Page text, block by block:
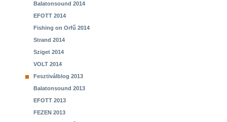
Balatonsound 2014
EFOTT 2014
Fishing on Orfű 2014
Strand 2014
Sziget 2014
VOLT 2014
Fesztiválblog 2013
Balatonsound 2013
EFOTT 2013
FEZEN 2013